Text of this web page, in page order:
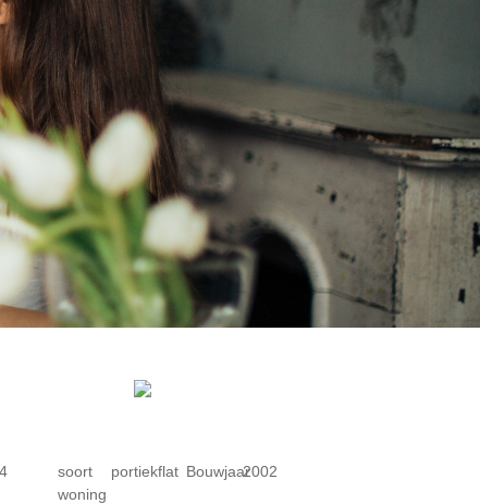
4
soort
woning
portiekflat Bouwjaar2002